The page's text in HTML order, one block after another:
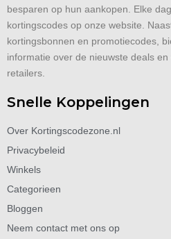
besparen op hun aankopen. Elke
kortingscodes op onze website.
kortingsbonnen en promotiecodes,
informatie over de nieuwste deals
retailers.
Snelle Koppelingen
Over Kortingscodezone.nl
Privacybeleid
Winkels
Categorieen
Bloggen
Neem contact met ons op